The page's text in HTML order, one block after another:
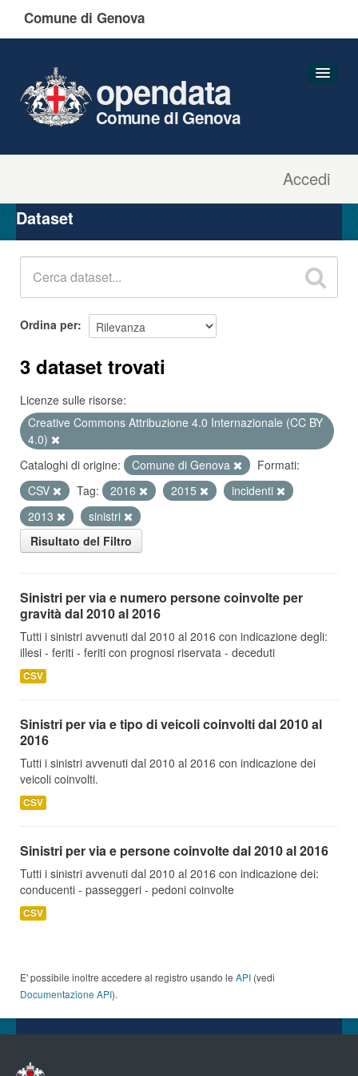
Comune di Genova
Accedi
opendata
Comune di Genova
Organizzazioni
Gruppi
Dataset
Ordina per
3 dataset trovati
Licenze sulle risorse:
Creative Commons Attribuzione 4.0 Internazionale (CC BY
4.0)
Cataloghi di origine:
Comune di Genova
Formati:
CSV
Tag: 2016 2015
incidenti
2013
sinistri
Risultato del Filtro
Sinistri per via e numero persone coinvolte per
gravità dal 2010 al 2016
Tutti i sinistri avvenuti dal 2010 al 2016 con indicazione degli:
illesi - feriti - feriti con prognosi riservata - deceduti
CSV
Sinistri per via e tipo di veicoli coinvolti dal 2010 al
2016
Tutti i sinistri avvenuti dal 2010 al 2016 con indicazione dei
veicoli coinvolti.
CSV
Sinistri per via e persone coinvolte dal 2010 al 2016
Tutti i sinistri avvenuti dal 2010 al 2016 con indicazione dei:
conducenti - passeggeri - pedoni coinvolte
CSV
E' possibile inoltre accedere al registro usando le API (vedi
Documentazione API).